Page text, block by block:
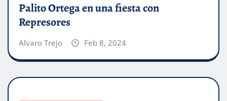
Palito Ortega en una fiesta con
Represores
Alvaro Trejo Feb 8, 2024